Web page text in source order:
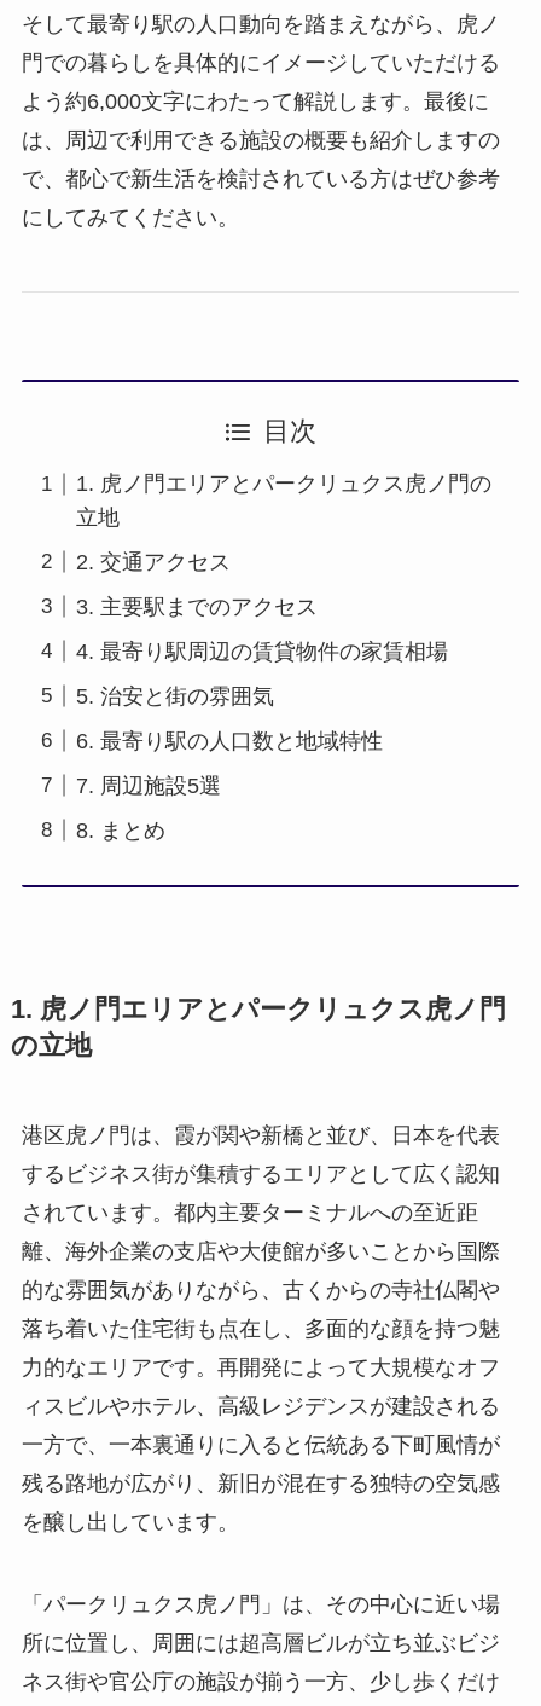
そして最寄り駅の人口動向を踏まえながら、虎ノ
門での暮らしを具体的にイメージしていただける
よう約6,000文字にわたって解説します。最後に
は、周辺で利用できる施設の概要も紹介しますの
で、都心で新生活を検討されている方はぜひ参考
にしてみてください。
目次
1. 虎ノ門エリアとパークリュクス虎ノ門の
立地
2. 交通アクセス
3. 主要駅までのアクセス
4. 最寄り駅周辺の賃貸物件の家賃相場
5. 治安と街の雰囲気
6. 最寄り駅の人口数と地域特性
7. 周辺施設5選
8. まとめ
1. 虎ノ門エリアとパークリュクス虎ノ門
の立地
港区虎ノ門は、霞が関や新橋と並び、日本を代表
するビジネス街が集積するエリアとして広く認知
されています。都内主要ターミナルへの至近距
離、海外企業の支店や大使館が多いことから国際
的な雰囲気がありながら、古くからの寺社仏閣や
落ち着いた住宅街も点在し、多面的な顔を持つ魅
力的なエリアです。再開発によって大規模なオフ
ィスビルやホテル、高級レジデンスが建設される
一方で、一本裏通りに入ると伝統ある下町風情が
残る路地が広がり、新旧が混在する独特の空気感
を醸し出しています。
「パークリュクス虎ノ門」は、その中心に近い場
所に位置し、周囲には超高層ビルが立ち並ぶビジ
ネス街や官公庁の施設が揃う一方、少し歩くだけ